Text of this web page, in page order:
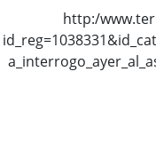
http:/